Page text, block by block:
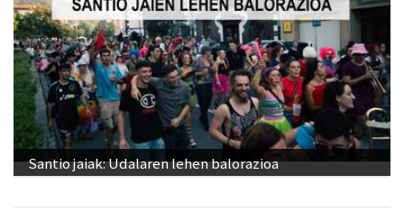
Santio jaiak: Udalaren lehen balorazioa